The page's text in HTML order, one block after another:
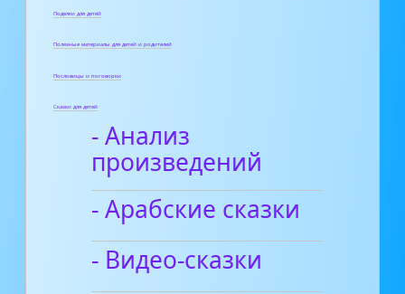
Поделки для детей
Полезные материалы для детей и родителей
Пословицы и поговорки
Сказки для детей
- Анализ
произведений
- Арабские сказки
- Видео-сказки